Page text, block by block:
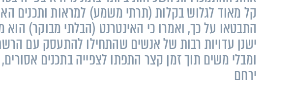
קל מאוד לגלוש בקלות (תרתי משמע) למראות ותכנים
התבטאו על כך, ואמרו כי האינטרנט (הבלתי מבוקר) הוא
ישנן עדויות רבות של אנשים שהתחילו להתעסק עם
ומבלי משים תוך זמן קצר התפתו לצפייה בתכנים
ירחם